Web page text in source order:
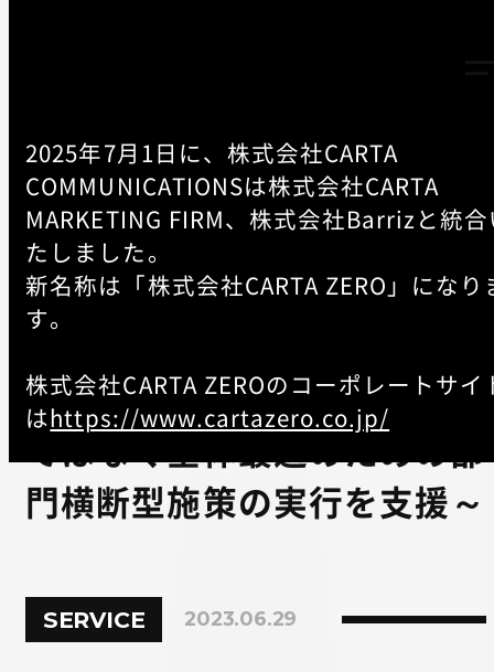
2025年7月1日に、株式会社CARTA
COMMUNICATIONSは株式会社CARTA
MARKETING FIRM、株式会社Barrizと統
たしました。
新名称は「株式会社CARTA ZERO」になり
す。
株式会社CARTA ZEROのコーポレートサイ
はhttps://www.cartazero.co.jp/
TOP - NEWS
CCI、BtoB企業の商談創出
イッチ」提供開始～部分最適
ではなく全体最適のための部
門横断型施策の実行を支援～
SERVICE 2023.06.29